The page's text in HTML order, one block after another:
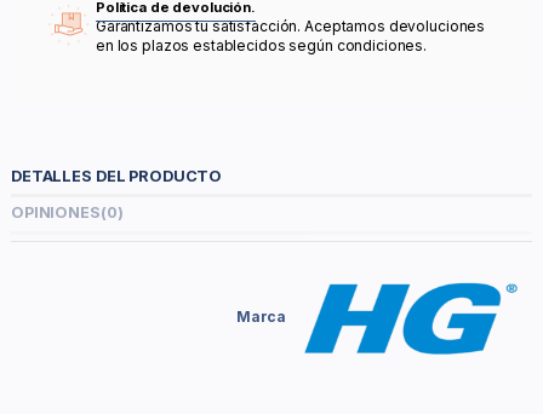
Política de devolución.
Garantizamos tu satisfacción. Aceptamos devoluciones
en los plazos establecidos según condiciones.
DETALLES DEL PRODUCTO
OPINIONES(0)
Marca